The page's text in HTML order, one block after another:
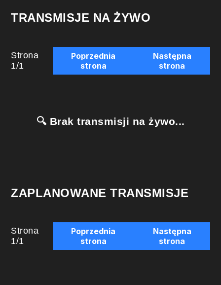
TRANSMISJE NA ŻYWO
Strona
1/1
Poprzednia
strona
Następna
strona
🔍 Brak transmisji na żywo...
ZAPLANOWANE TRANSMISJE
Strona
1/1
Poprzednia
strona
Następna
strona